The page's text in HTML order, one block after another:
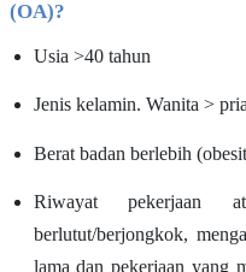
(OA)?
Usia >40 tahun
Jenis kelamin. Wanita > pria
Berat badan berlebih
Riwayat pekerjaan
berlutut/berjongkok,
lama dan pekerjaan yang